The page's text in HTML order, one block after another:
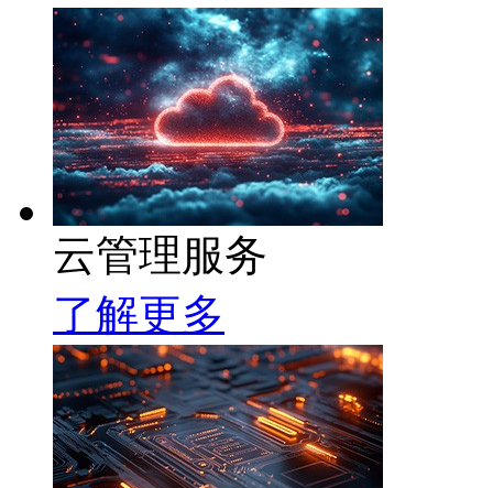
云管理服务
了解更多